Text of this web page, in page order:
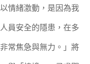
情緒激動，是因為我
員安全的隱患，在多
常焦急與無力。」將